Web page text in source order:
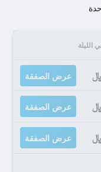
الليلة
عرض الصفقة
عرض الصفقة
عرض الصفقة